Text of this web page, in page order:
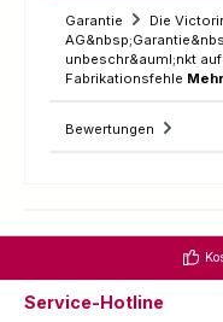
Garantie
Die
unbeschr&auml;nkt
Fabrikationsfehle
Bewertungen
Service-Hotline